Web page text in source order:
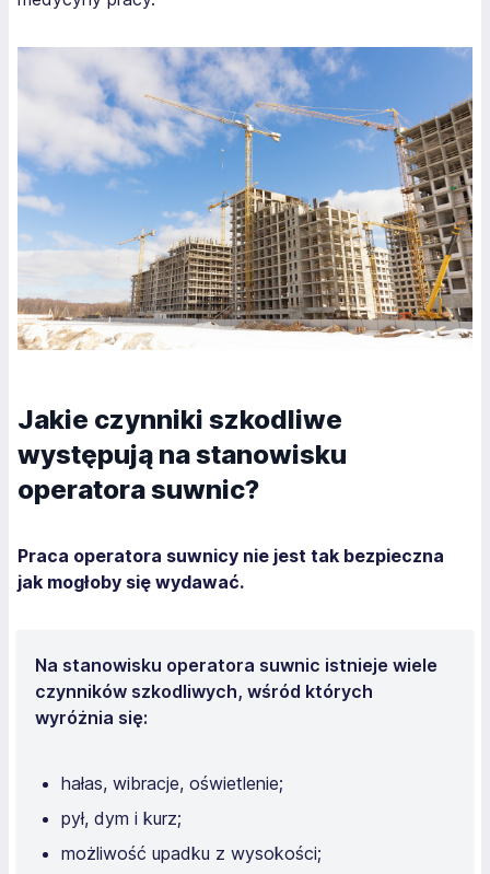
Jakie czynniki szkodliwe
występują na stanowisku
operatora suwnic?
Praca operatora suwnicy nie jest tak bezpieczna
jak mogłoby się wydawać.
Na stanowisku operatora suwnic istnieje wiele
czynników szkodliwych, wśród których
wyróżnia się:
hałas, wibracje, oświetlenie;
pył, dym i kurz;
możliwość upadku z wysokości;